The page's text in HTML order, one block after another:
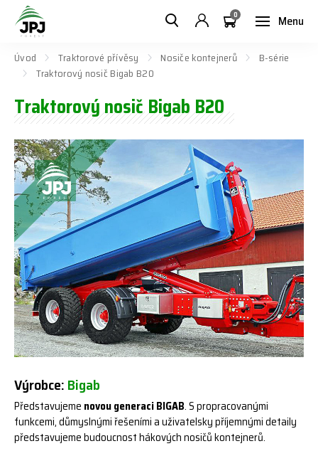
Menu
0
Úvod Traktorové přívěsy Nosiče kontejnerů
B-série
Traktorový nosič Bigab B20
Traktorový nosič Bigab B20
Výrobce:Bigab
Představujeme novou generaci BIGAB. S propracovanými
funkcemi, důmyslnými řešeními a uživatelsky příjemnými detaily
představujeme budoucnost hákových nosičů kontejnerů.